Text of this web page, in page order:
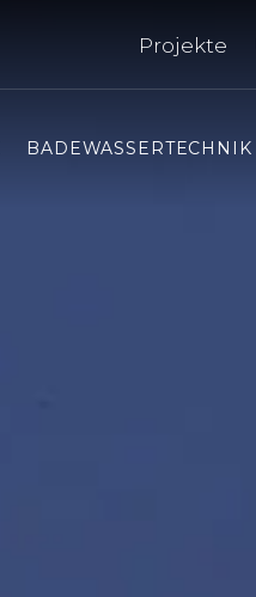
Projekte
BADEWASSERTECHNIK